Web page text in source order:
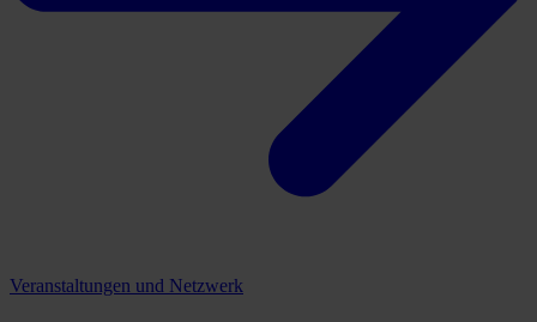
Veranstaltungen und Netzwerk